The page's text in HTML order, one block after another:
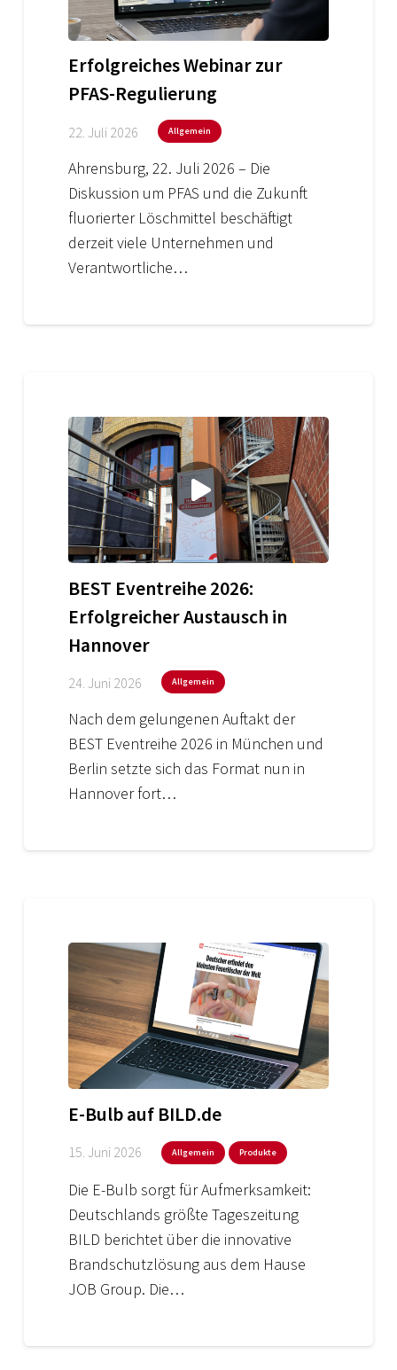
Erfolgreiches Webinar zur
PFAS-Regulierung
22. Juli 2026 Allgemein
Ahrensburg, 22. Juli 2026 – Die
Diskussion um PFAS und die Zukunft
fluorierter Löschmittel beschäftigt
derzeit viele Unternehmen und
Verantwortliche…
BEST Eventreihe 2026:
Erfolgreicher Austausch in
Hannover
24. Juni 2026 Allgemein
Nach dem gelungenen Auftakt der
BEST Eventreihe 2026 in München und
Berlin setzte sich das Format nun in
Hannover fort…
E-Bulb auf BILD.de
15. Juni 2026 Allgemein Produkte
Die E-Bulb sorgt für Aufmerksamkeit:
Deutschlands größte Tageszeitung
BILD berichtet über die innovative
Brandschutzlösung aus dem Hause
JOB Group. Die…